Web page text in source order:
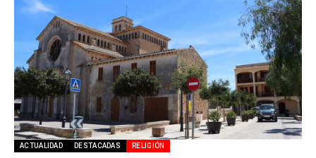
ACTUALIDAD DESTACADAS RELIGIÓN